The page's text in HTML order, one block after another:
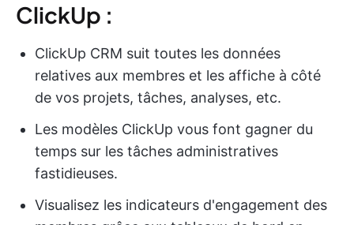
ClickUp :
ClickUp CRM suit toutes les données
relatives aux membres et les affiche à côté
de vos projets, tâches, analyses, etc.
Les modèles ClickUp vous font gagner du
temps sur les tâches administratives
fastidieuses.
Visualisez les indicateurs d'engagement des